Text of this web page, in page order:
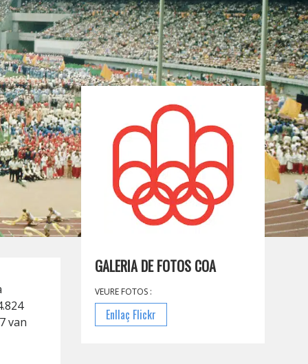
van
GALERIA DE FOTOS COA
VEURE FOTOS :
Enllaç Flickr